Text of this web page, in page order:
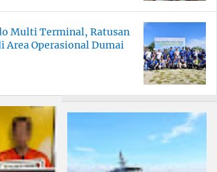
Multi Terminal, Ratusan
Area Operasional Dumai